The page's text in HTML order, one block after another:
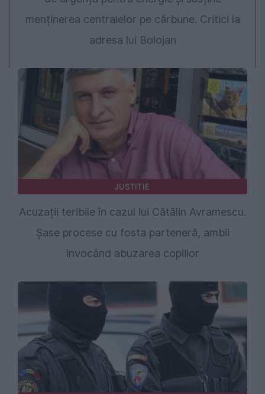
menținerea centralelor pe cărbune. Critici la
adresa lui Bolojan
JUSTITIE
Acuzații teribile în cazul lui Cătălin Avramescu.
Șase procese cu fosta parteneră, ambii
invocând abuzarea copiilor